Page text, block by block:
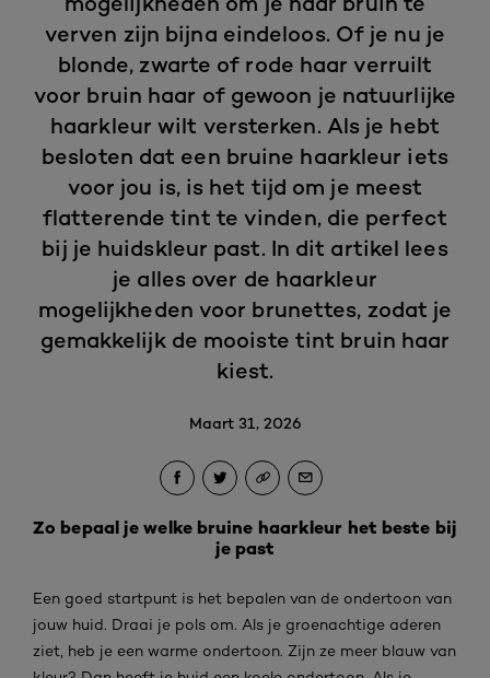
verven zijn bijna eindeloos. Of je nu je
blonde, zwarte of rode haar verruilt
voor bruin haar of gewoon je natuurlijke
haarkleur wilt versterken. Als je hebt
besloten dat een bruine haarkleur iets
voor jou is, is het tijd om je meest
flatterende tint te vinden, die perfect
bij je huidskleur past. In dit artikel lees
je alles over de haarkleur
mogelijkheden voor brunettes, zodat je
gemakkelijk de mooiste tint bruin haar
kiest.
Maart 31, 2026
Zo bepaal je welke bruine haarkleur het beste bij
je past
Een goed startpunt is het bepalen van de ondertoon van
jouw huid. Draai je pols om. Als je groenachtige aderen
ziet, heb je een warme ondertoon. Zijn ze meer blauw van